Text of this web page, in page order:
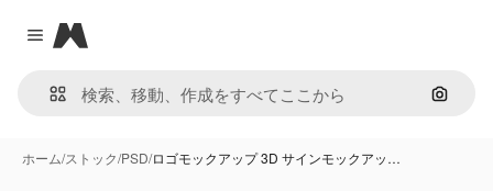
Close menu
Magnific
画像で
ホーム/ストック/PSD/ロゴモックアップ 3D サインモックアッ…